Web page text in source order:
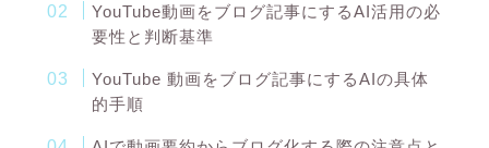
YouTube動画をブログ記事にするAI活用の必
要性と判断基準
YouTube 動画をブログ記事にするAIの具体
的手順